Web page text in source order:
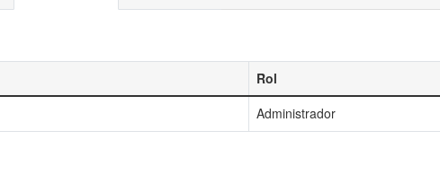
Rol
Administrador